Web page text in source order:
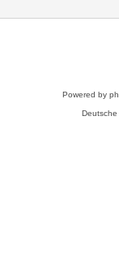
Powered by